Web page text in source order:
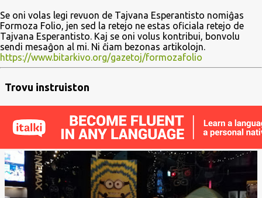
o
s
t
s
Se oni volas legi revuon de Tajvana Esperantisto nomiĝas
Formoza Folio, jen sed la retejo ne estas oficiala retejo de
Tajvana Esperantisto. Kaj se oni volus kontribui, bonvolu
sendi mesaĝon al mi. Ni ĉiam bezonas artikolojn.
https://www.bitarkivo.org/gazetoj/formozafolio
Trovu instruiston